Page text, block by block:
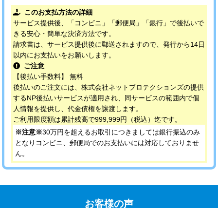
このお支払方法の詳細
サービス提供後、「コンビニ」「郵便局」「銀行」で後払いで
きる安心・簡単な決済方法です。
請求書は、サービス提供後に郵送されますので、発行から14日
以内にお支払いをお願いします。
ご注意
【後払い手数料】 無料
後払いのご注文には、株式会社ネットプロテクションズの提供
するNP後払いサービスが適用され、同サービスの範囲内で個
人情報を提供し、代金債権を譲渡します。
ご利用限度額は累計残高で999,999円（税込）迄です。
※注意※30万円を超えるお取引につきましては銀行振込のみ
となりコンビニ、郵便局でのお支払いには対応しておりませ
ん。
お客様の声